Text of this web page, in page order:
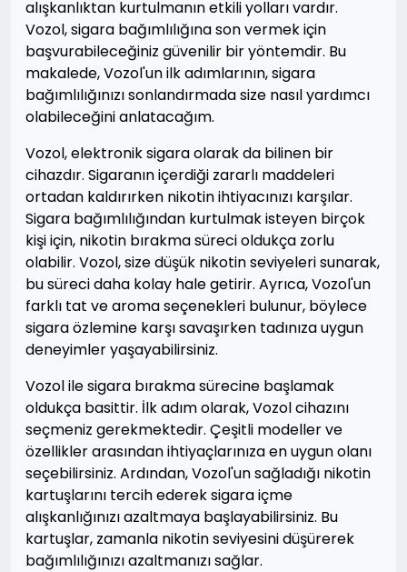
alışkanlıktan kurtulmanın etkili yolları vardır.
Vozol, sigara bağımlılığına son vermek için
başvurabileceğiniz güvenilir bir yöntemdir. Bu
makalede, Vozol'un ilk adımlarının, sigara
bağımlılığınızı sonlandırmada size nasıl yardımcı
olabileceğini anlatacağım.
Vozol, elektronik sigara olarak da bilinen bir
cihazdır. Sigaranın içerdiği zararlı maddeleri
ortadan kaldırırken nikotin ihtiyacınızı karşılar.
Sigara bağımlılığından kurtulmak isteyen birçok
kişi için, nikotin bırakma süreci oldukça zorlu
olabilir. Vozol, size düşük nikotin seviyeleri sunarak,
bu süreci daha kolay hale getirir. Ayrıca, Vozol'un
farklı tat ve aroma seçenekleri bulunur, böylece
sigara özlemine karşı savaşırken tadınıza uygun
deneyimler yaşayabilirsiniz.
Vozol ile sigara bırakma sürecine başlamak
oldukça basittir. İlk adım olarak, Vozol cihazını
seçmeniz gerekmektedir. Çeşitli modeller ve
özellikler arasından ihtiyaçlarınıza en uygun olanı
seçebilirsiniz. Ardından, Vozol'un sağladığı nikotin
kartuşlarını tercih ederek sigara içme
alışkanlığınızı azaltmaya başlayabilirsiniz. Bu
kartuşlar, zamanla nikotin seviyesini düşürerek
bağımlılığınızı azaltmanızı sağlar.